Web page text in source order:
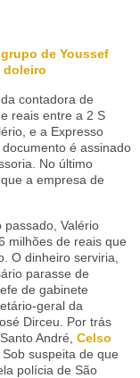
de Youssef
doleiro
contadora de
reais entre a 2 S
e a Expresso
é assinado
No último
a empresa de
passado, Valério
milhões de reais que
O dinheiro serviria,
parasse de
de gabinete
geral da
Dirceu. Por trás
André, Celso
suspeita de que
polícia de São